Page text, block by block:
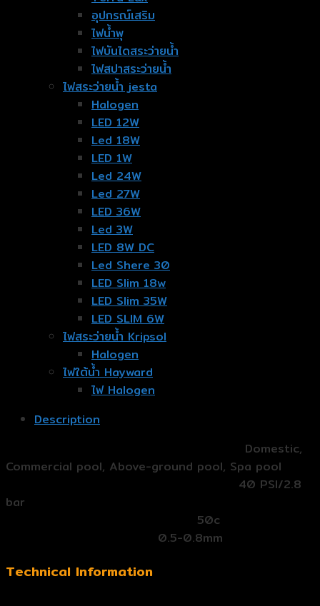
อุปกรณ์เสริม
ไฟน้ำพุ
ไฟบันไดสระว่ายน้ำ
ไฟสปาสระว่ายน้ำ
ไฟสระว่ายน้ำ jesta
Halogen
LED 12W
Led 18W
LED 1W
Led 24W
Led 27W
LED 36W
Led 3W
LED 8W DC
Led Shere 30
LED Slim 18w
LED Slim 35W
LED SLIM 6W
ไฟสระว่ายน้ำ Kripsol
Halogen
ไฟใต้น้ำ Hayward
ไฟ Halogen
Description
Domestic,
Commercial pool, Above-ground pool, Spa pool
40 PSI/2.8
bar
50c
0.5-0.8mm
Technical Information